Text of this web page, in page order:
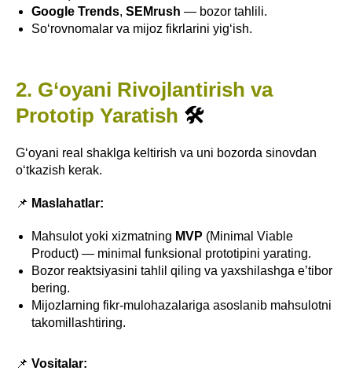
Google Trends, SEMrush — bozor tahlili.
So‘rovnomalar va mijoz fikrlarini yig‘ish.
2. G‘oyani Rivojlantirish va
Prototip Yaratish 🛠
G‘oyani real shaklga keltirish va uni bozorda sinovdan
o‘tkazish kerak.
📌 Maslahatlar:
Mahsulot yoki xizmatning MVP (Minimal Viable
Product) — minimal funksional prototipini yarating.
Bozor reaktsiyasini tahlil qiling va yaxshilashga e’tibor
bering.
Mijozlarning fikr-mulohazalariga asoslanib mahsulotni
takomillashtiring.
📌 Vositalar: